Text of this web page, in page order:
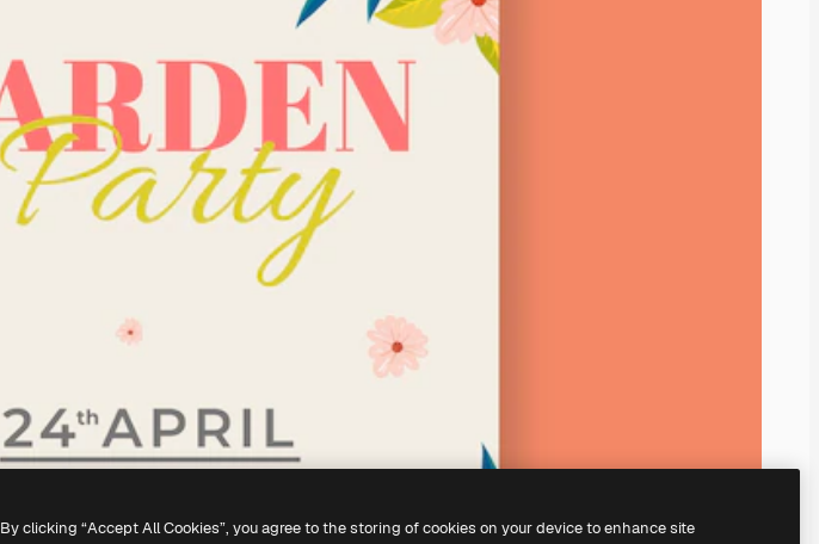
By clicking “Accept All Cookies”, you agree to the storing of cookies on your device to enhance site